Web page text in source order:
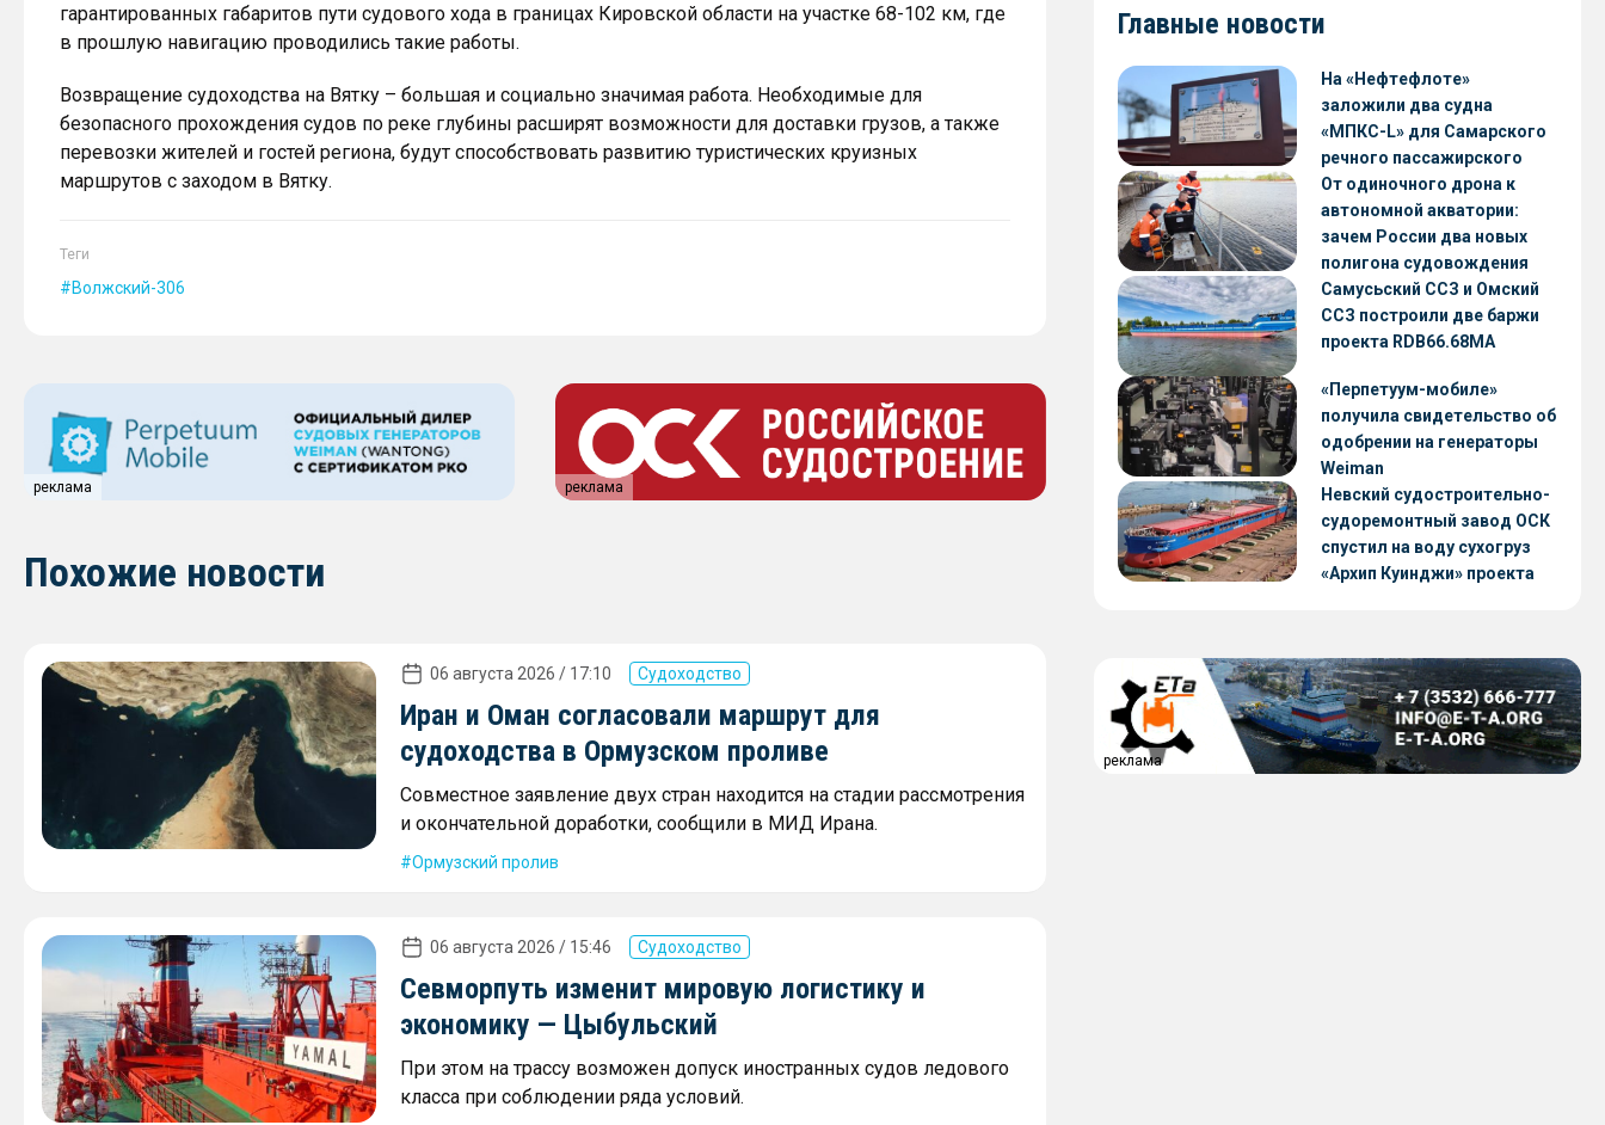
гарантированных габаритов пути судового хода в границах Кировской области на участке 68-102 км, где
в прошлую навигацию проводились такие работы.
Возвращение судоходства на Вятку – большая и социально значимая работа. Необходимые для
безопасного прохождения судов по реке глубины расширят возможности для доставки грузов, а также
перевозки жителей и гостей региона, будут способствовать развитию туристических круизных
маршрутов с заходом в Вятку.
Теги
Волжский-306
реклама реклама
Похожие новости
06 августа 2026 / 17:10 Судоходство
Иран и Оман согласовали маршрут для
судоходства в Ормузском проливе
Совместное заявление двух стран находится на стадии рассмотрения
и окончательной доработки, сообщили в МИД Ирана.
Ормузский пролив
06 августа 2026 / 15:46 Судоходство
Севморпуть изменит мировую логистику и
экономику — Цыбульский
При этом на трассу возможен допуск иностранных судов ледового
класса при соблюдении ряда условий.
Главные новости
На «Нефтефлоте»
заложили два судна
«МПКС-L» для Самарского
речного пассажирского
предприятия
От одиночного дрона к
автономной акватории:
зачем России два новых
полигона судовождения
Самусьский ССЗ и Омский
ССЗ построили две баржи
проекта RDB66.68МА
«Перпетуум-мобиле»
получила свидетельство об
одобрении на генераторы
Weiman
Невский судостроительно-
судоремонтный завод ОСК
спустил на воду сухогруз
«Архип Куинджи» проекта
реклама